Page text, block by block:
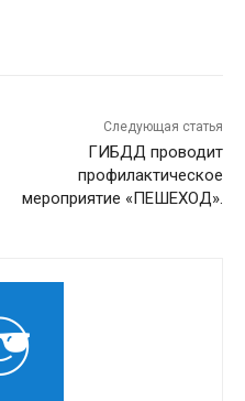
Следующая статья
ГИБДД проводит
профилактическое
мероприятие «ПЕШЕХОД».